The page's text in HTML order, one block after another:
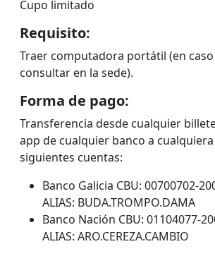
Cupo limitado
Requisito:
Traer computadora portátil (en
consultar en la sede).
Forma de pago:
Transferencia desde cualquier
app de cualquier banco a cualquiera
siguientes cuentas:
Banco Galicia CBU: 00700702-
ALIAS: BUDA.TROMPO.DAMA
Banco Nación CBU: 01104077-
ALIAS: ARO.CEREZA.CAMBIO